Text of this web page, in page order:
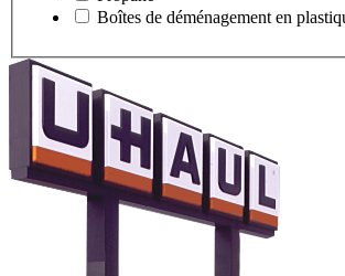
Boîtes de déménagement en